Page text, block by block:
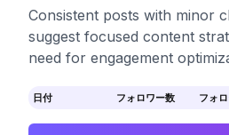
Consistent posts with minor
suggest focused content
need for engagement
日付 フォロワー数 フォ